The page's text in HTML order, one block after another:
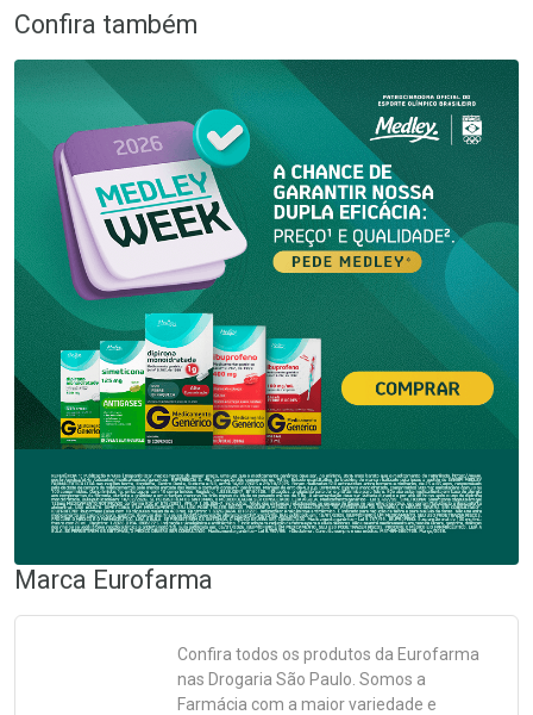
Confira também
Marca Eurofarma
Confira todos os produtos da Eurofarma
nas Drogaria São Paulo. Somos a
Farmácia com a maior variedade e